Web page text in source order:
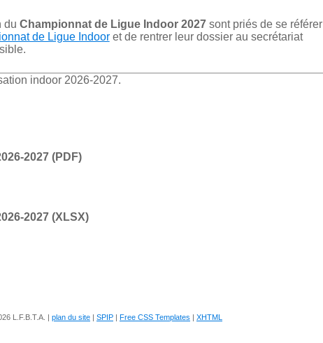
du Championnat de Ligue Indoor 2027sont priés de se référer
de Ligue Indooret de rentrer leur dossier au secrétariat
indoor 2026-2027.
2027 (PDF)
2027 (XLSX)
L.F.B.T.A. | plan du site SPIP Free CSS Templates XHTML